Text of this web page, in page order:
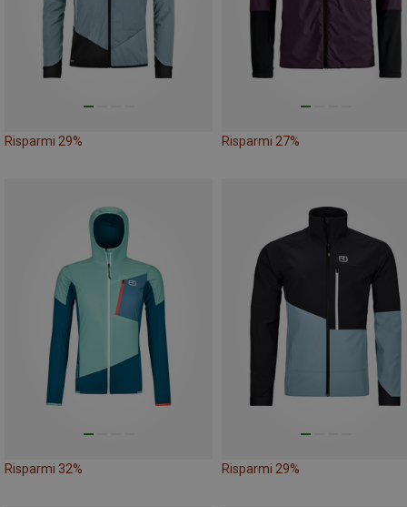
Risparmi 29% Risparmi 27%
Risparmi 32% Risparmi 29%